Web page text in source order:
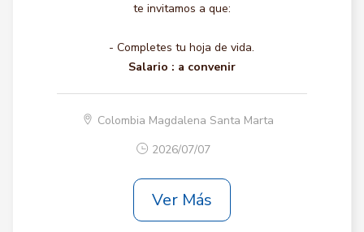
te invitamos a que:
- Completes tu hoja de vida.
Salario : a convenir
Colombia Magdalena Santa Marta
2026/07/07
Ver Más